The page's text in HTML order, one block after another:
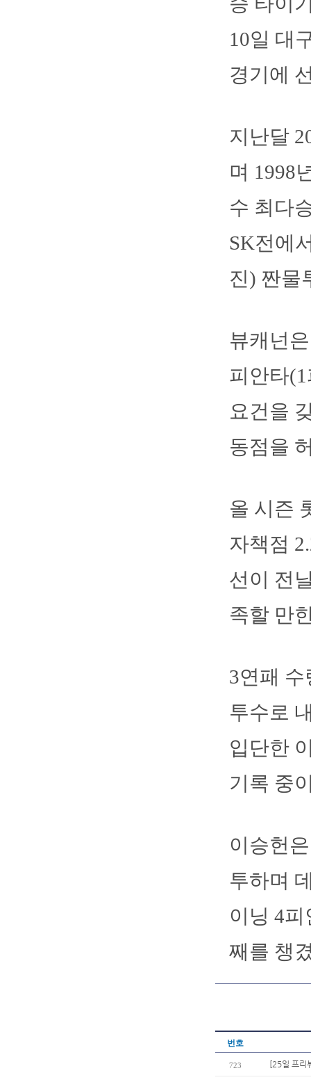
10일 대
경기에
지난달
며 1998
수 최다
SK전에
진) 짠물
뷰캐넌
피안타
요건을
동점을
올 시즌
자책점
선이 전
족할 만
3연패
투수로
입단한
기록 중
이승헌
투하며
이닝 4
째를 챙
번호
723 [25일 프리